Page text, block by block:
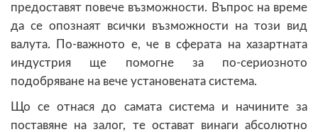
предоставят повече възможности. Въпрос на време
да се опознаят всички възможности на този вид
валута. По-важното е, че в сферата на хазартната
индустрия ще помогне за по-сериозното
подобряване на вече установената система.
Що се отнася до самата система и начините за
поставяне на залог, те остават винаги абсолютно